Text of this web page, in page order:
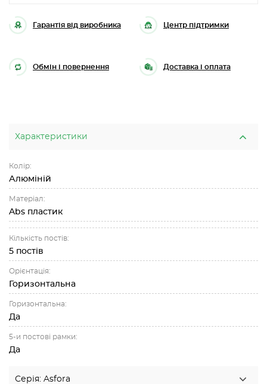
Гарантія від виробника Центр підтримки
Обмін і повернення Доставка і оплата
Характеристики
Колір:
Алюміній
Матеріал:
Abs пластик
Кількість постів:
5 постів
Орієнтація:
Горизонтальна
Горизонтальна:
Да
5-и постові рамки:
Да
Серія: Asfora